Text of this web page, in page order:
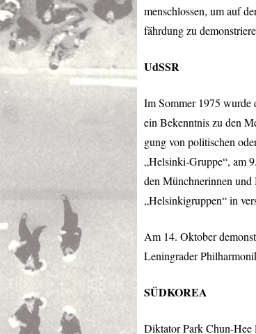
menschlossen, um auf
fährdung zu
UdSSR
Im Sommer 1975 wurde
ein Bekenntnis zu den
gung von politischen
„Helsinki-Gruppe“, am
den Münchnerinnen und
„Helsinkigruppen“ in
Am 14. Oktober
Leningrader
SÜDKOREA
Diktator Park Chun-Hee